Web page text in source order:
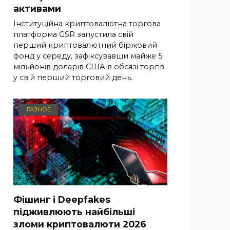
активами
Інституційна криптовалютна торгова
платформа GSR запустила свій
перший криптовалютний біржовий
фонд у середу, зафіксувавши майже 5
мільйонів доларів США в обсязі торгів
у свій перший торговий день.
РАЗНОЕ
Фішинг і Deepfakes
підживлюють найбільші
зломи криптовалюти 2026